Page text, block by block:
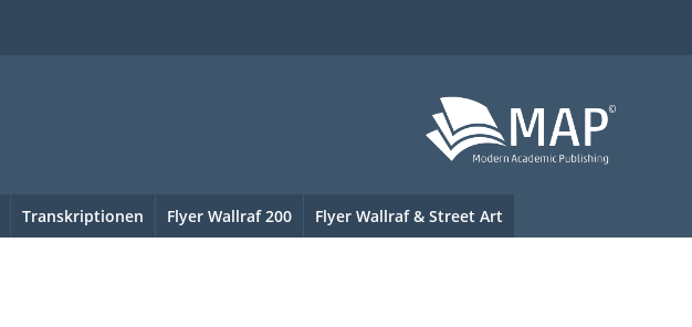
Transkriptionen Flyer Wallraf 200 Flyer Wallraf & Street Art